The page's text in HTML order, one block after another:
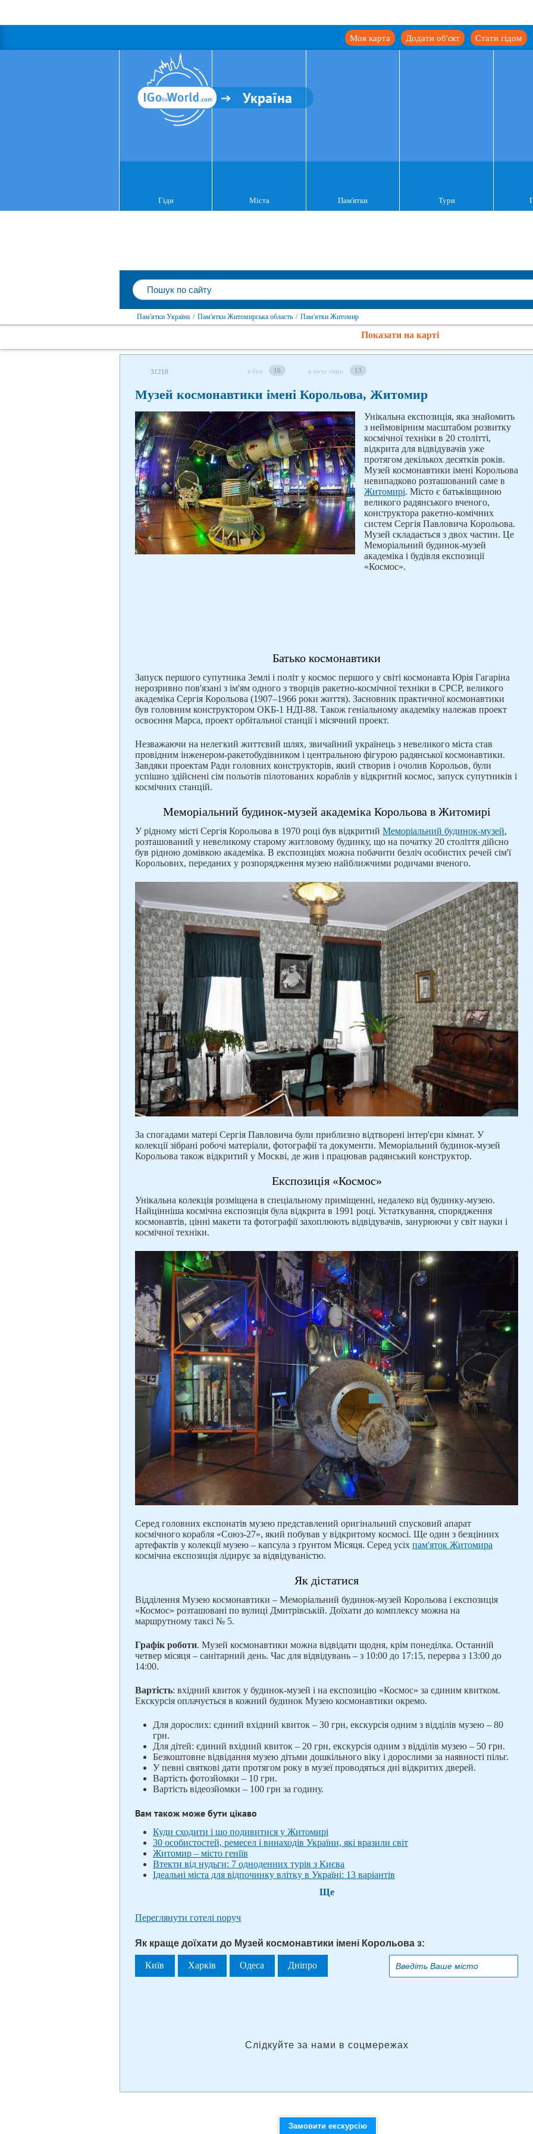
Стати гідом
Додати об'єкт
Моя карта
Україна
Гіди Міста Пам'ятки Тури
Пам'ятки Україна / Пам'ятки Житомирська область / Пам'ятки Житомир
Показати на карті
31218 я був 16 я хочу сюди 13
Музей космонавтики імені Корольова, Житомир
Унікальна експозиція, яка знайомить
з неймовірним масштабом розвитку
космічної техніки в 20 столітті,
відкрита для відвідувачів уже
протягом декількох десятків років.
Музей космонавтики імені Корольова
невипадково розташований саме в
Житомирі. Місто є батьківщиною
великого радянського вченого,
конструктора ракетно-комічних
систем Сергія Павловича Корольова.
Музей складається з двох частин. Це
Меморіальний будинок-музей
академіка і будівля експозиції
«Космос».
Батько космонавтики
Запуск першого супутника Землі і політ у космос першого у світі космонавта Юрія Гагаріна
нерозривно пов'язані з ім'ям одного з творців ракетно-космічної техніки в СРСР, великого
академіка Сергія Корольова (1907–1966 роки життя). Засновник практичної космонавтики
був головним конструктором ОКБ-1 НДІ-88. Також геніальному академіку належав проект
освоєння Марса, проект орбітальної станції і місячний проект.
Незважаючи на нелегкий життєвий шлях, звичайний українець з невеликого міста став
провідним інженером-ракетобудівником і центральною фігурою радянської космонавтики.
Завдяки проектам Ради головних конструкторів, який створив і очолив Корольов, були
успішно здійснені сім польотів пілотованих кораблів у відкритий космос, запуск супутників і
космічних станцій.
Меморіальний будинок-музей академіка Корольова в Житомирі
У рідному місті Сергія Корольова в 1970 році був відкритий Меморіальний будинок-музей,
розташований у невеликому старому житловому будинку, що на початку 20 століття дійсно
був рідною домівкою академіка. В експозиціях можна побачити безліч особистих речей сім'ї
Корольових, переданих у розпорядження музею найближчими родичами вченого.
За спогадами матері Сергія Павловича були приблизно відтворені інтер'єри кімнат. У
колекції зібрані робочі матеріали, фотографії та документи. Меморіальний будинок-музей
Корольова також відкритий у Москві, де жив і працював радянський конструктор.
Експозиція «Космос»
Унікальна колекція розміщена в спеціальному приміщенні, недалеко від будинку-музею.
Найцінніша космічна експозиція була відкрита в 1991 році. Устаткування, спорядження
космонавтів, цінні макети та фотографії захоплюють відвідувачів, занурюючи у світ науки і
космічної техніки.
Серед головних експонатів музею представлений оригінальний спусковий апарат
космічного корабля «Союз-27», який побував у відкритому космосі. Ще один з безцінних
артефактів у колекції музею – капсула з ґрунтом Місяця. Серед усіх пам'яток Житомира
космічна експозиція лідирує за відвідуваністю.
Як дістатися
Відділення Музею космонавтики – Меморіальний будинок-музей Корольова і експозиція
«Космос» розташовані по вулиці Дмитрівській. Доїхати до комплексу можна на
маршрутному таксі № 5.
Графік роботи. Музей космонавтики можна відвідати щодня, крім понеділка. Останній
четвер місяця – санітарний день. Час для відвідувань – з 10:00 до 17:15, перерва з 13:00 до
14:00.
Вартість: вхідний квиток у будинок-музей і на експозицію «Космос» за єдиним квитком.
Екскурсія оплачується в кожний будинок Музею космонавтики окремо.
Для дорослих: єдиний вхідний квиток – 30 грн, екскурсія одним з відділів музею – 80
грн.
Для дітей: єдиний вхідний квиток – 20 грн, екскурсія одним з відділів музею – 50 грн.
Безкоштовне відвідання музею дітьми дошкільного віку і дорослими за наявності пільг.
У певні святкові дати протягом року в музеї проводяться дні відкритих дверей.
Вартість фотозйомки – 10 грн.
Вартість відеозйомки – 100 грн за годину.
Вам також може бути цікаво
Куди сходити і що подивитися у Житомирі
30 особистостей, ремесел і винаходів України, які вразили світ
Житомир – місто геніїв
Втекти від нудьги: 7 одноденних турів з Києва
Ідеальні міста для відпочинку влітку в Україні: 13 варіантів
Ще
Переглянути готелі поруч
Як краще доїхати до Музей космонавтики імені Корольова з:
Київ Харків Одеса Дніпро
Слідкуйте за нами в соцмережах
Замовити екскурсію